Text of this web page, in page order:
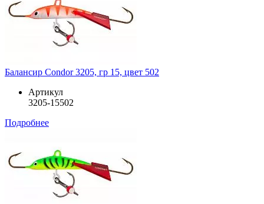
Балансир Condor 3205, гр 15, цвет 502
Артикул
3205-15502
Подробнее